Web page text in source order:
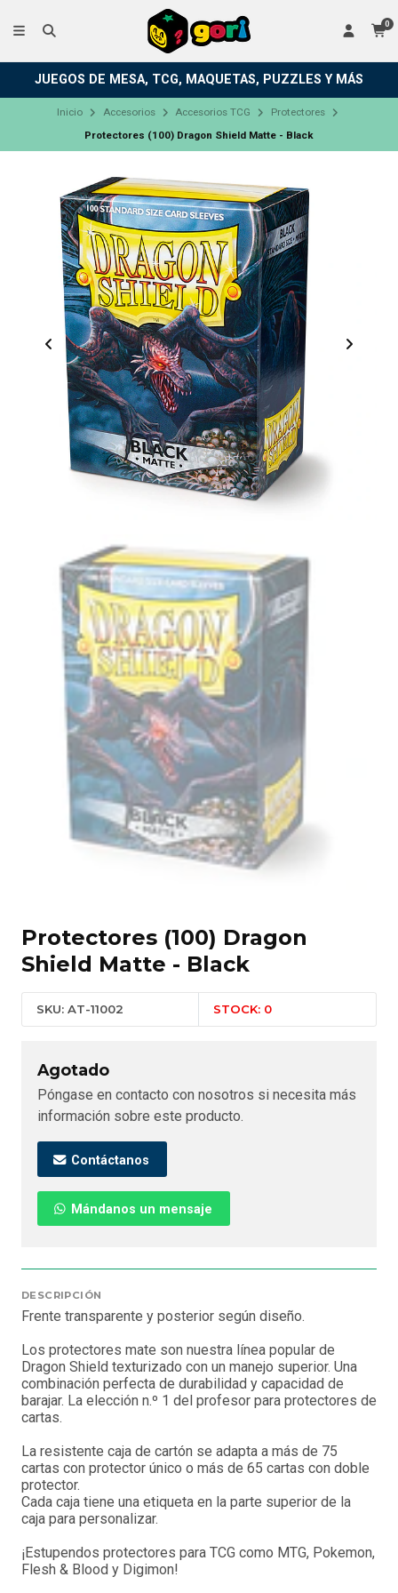
0
JUEGOS DE MESA, TCG, MAQUETAS, PUZZLES Y MÁS
Inicio Accesorios Accesorios TCG
Protectores
Protectores (100) Dragon Shield Matte - Black
Protectores (100) Dragon
Shield Matte - Black
SKU: AT-11002 STOCK: 0
Agotado
Póngase en contacto con nosotros si necesita más
información sobre este producto.
Contáctanos
Mándanos un mensaje
DESCRIPCIÓN
Frente transparente y posterior según diseño.
Los protectores mate son nuestra línea popular de
Dragon Shield texturizado con un manejo superior. Una
combinación perfecta de durabilidad y capacidad de
barajar. La elección n.º 1 del profesor para protectores de
cartas.
La resistente caja de cartón se adapta a más de 75
cartas con protector único o más de 65 cartas con doble
protector.
Cada caja tiene una etiqueta en la parte superior de la
caja para personalizar.
¡Estupendos protectores para TCG como MTG, Pokemon,
Flesh & Blood y Digimon!